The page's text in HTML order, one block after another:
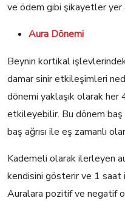
ve ödem gibi şikayetler yer
Aura Dönemi
Beynin kortikal
damar sinir etkileşimleri
dönemi yaklaşık olarak her
etkileyebilir. Bu dönem baş
baş ağrısı ile eş zamanlı
Kademeli olarak ilerleyen
kendisini gösterir ve 1 saat
Auralara pozitif ve negatif